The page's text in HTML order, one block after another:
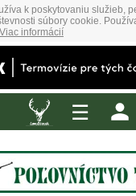
k poskytovaniu služieb,
súbory cookie.
Viac informácií
☰